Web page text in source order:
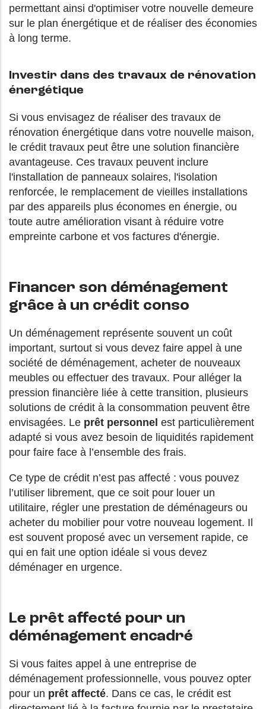
permettant ainsi d'optimiser votre nouvelle demeure
sur le plan énergétique et de réaliser des économies
à long terme.
Investir dans des travaux de rénovation
énergétique
Si vous envisagez de réaliser des travaux de
rénovation énergétique dans votre nouvelle maison,
le crédit travaux peut être une solution financière
avantageuse. Ces travaux peuvent inclure
l'installation de panneaux solaires, l'isolation
renforcée, le remplacement de vieilles installations
par des appareils plus économes en énergie, ou
toute autre amélioration visant à réduire votre
empreinte carbone et vos factures d'énergie.
Financer son déménagement
grâce à un crédit conso
Un déménagement représente souvent un coût
important, surtout si vous devez faire appel à une
société de déménagement, acheter de nouveaux
meubles ou effectuer des travaux. Pour alléger la
pression financière liée à cette transition, plusieurs
solutions de crédit à la consommation peuvent être
envisagées. Le prêt personnel est particulièrement
adapté si vous avez besoin de liquidités rapidement
pour faire face à l’ensemble des frais.
Ce type de crédit n’est pas affecté : vous pouvez
l’utiliser librement, que ce soit pour louer un
utilitaire, régler une prestation de déménageurs ou
acheter du mobilier pour votre nouveau logement. Il
est souvent proposé avec un versement rapide, ce
qui en fait une option idéale si vous devez
déménager en urgence.
Le prêt affecté pour un
déménagement encadré
Si vous faites appel à une entreprise de
déménagement professionnelle, vous pouvez opter
pour un prêt affecté. Dans ce cas, le crédit est